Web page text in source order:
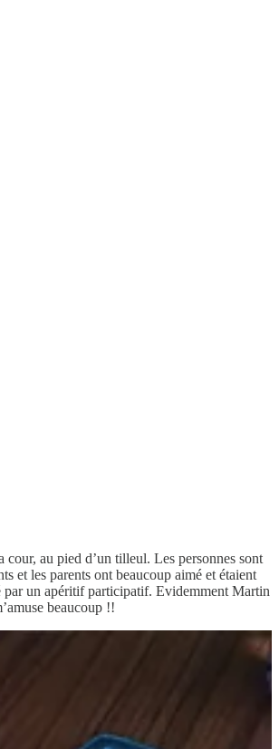
cour, au pied d’un tilleul. Les personnes sont
et les parents ont beaucoup aimé et étaient
par un apéritif participatif. Evidemment Martin
beaucoup !!